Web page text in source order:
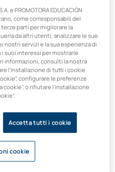
per diventare tecnico
biomedico e otterrai una
progettata da
con docenti universitari, in
per farti distinguere.
conoscerele agevolazioni e il
chemeglio si
Non tenerli
pure
e PROMOTORA EDUCACIÓN
come corresponsabili del
parti per migliorare la
da altri utenti, analizzare le sue
nostri servizi e la sua esperienza di
suoi interessi per mostrarle
informazioni, consulti la nostra
l'installazione di tutti i cookie
configurare le preferenze
cookie", o rifiutare l'installazione
Accetta tutti i cookie
cookie